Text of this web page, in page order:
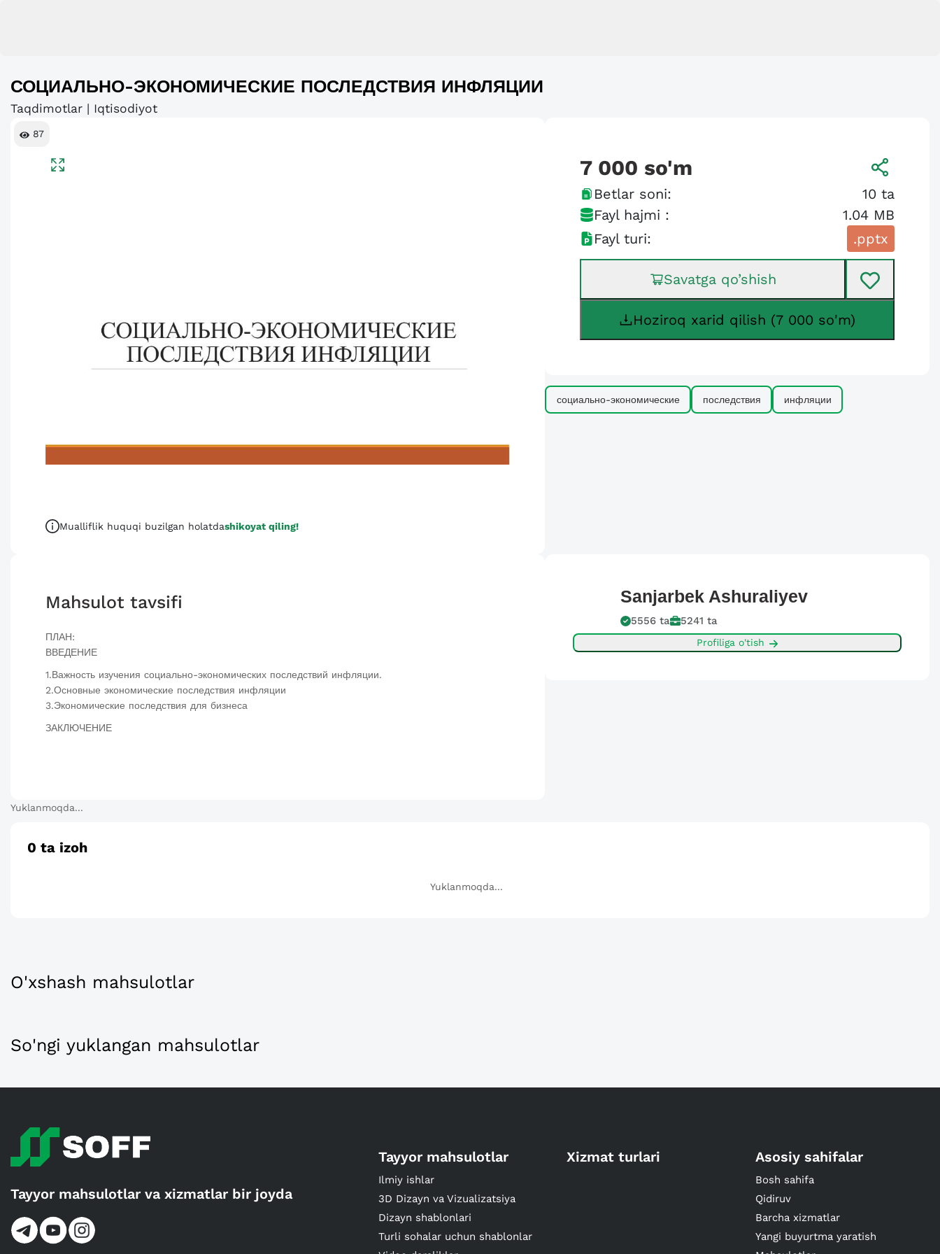
СОЦИАЛЬНО-ЭКОНОМИЧЕСКИЕ ПОСЛЕДСТВИЯ ИНФЛЯЦИИ
Taqdimotlar | Iqtisodiyot
87
Mualliflik huquqi buzilgan holatdashikoyat qiling!
7 000 so'm
Betlar soni: 10 ta
Fayl hajmi :
1.04 MB
Fayl turi:
.pptx
Savatga qo’shish
Hoziroq xarid qilish (7 000 so'm)
социально-экономические последствия инфляции
Mahsulot tavsifi
ПЛАН:
ВВЕДЕНИЕ
1.Важность изучения социально-экономических последствий инфляции.
2.Основные экономические последствия инфляции
3.Экономические последствия для бизнеса
ЗАКЛЮЧЕНИЕ
Sanjarbek Ashuraliyev
5556 ta 5241 ta
Profiliga o'tish
Yuklanmoqda...
0 ta izoh
Yuklanmoqda...
O'xshash mahsulotlar
So'ngi yuklangan mahsulotlar
Tayyor mahsulotlar va xizmatlar bir joyda
Tayyor mahsulotlar
Ilmiy ishlar
3D Dizayn va Vizualizatsiya
Dizayn shablonlari
Turli sohalar uchun shablonlar
Xizmat turlari Asosiy sahifalar
Bosh sahifa
Qidiruv
Barcha xizmatlar
Yangi buyurtma yaratish